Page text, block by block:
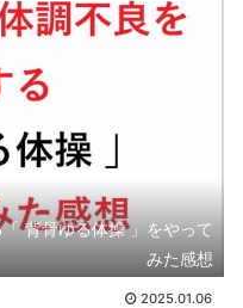
背骨ゆる体操 」をやって
みた感想
2025.01.06